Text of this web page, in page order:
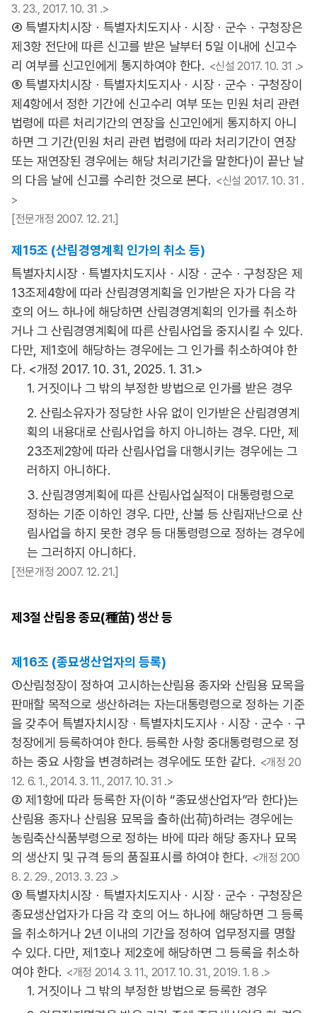
3. 23., 2017. 10. 31 .>
④ 특별자치시장ㆍ특별자치도지사ㆍ시장ㆍ군수ㆍ구청장은
제3항 전단에 따른 신고를 받은 날부터 5일 이내에 신고수
리 여부를 신고인에게 통지하여야 한다. <신설 2017. 10. 31 .>
⑤ 특별자치시장ㆍ특별자치도지사ㆍ시장ㆍ군수ㆍ구청장이
제4항에서 정한 기간에 신고수리 여부 또는 민원 처리 관련
법령에 따른 처리기간의 연장을 신고인에게 통지하지 아니
하면 그 기간(민원 처리 관련 법령에 따라 처리기간이 연장
또는 재연장된 경우에는 해당 처리기간을 말한다)이 끝난 날
의 다음 날에 신고를 수리한 것으로 본다. <신설 2017. 10. 31 .
>
[전문개정 2007. 12. 21.]
제15조 (산림경영계획 인가의 취소 등)
특별자치시장ㆍ특별자치도지사ㆍ시장ㆍ군수ㆍ구청장은 제
13조제4항에 따라 산림경영계획을 인가받은 자가 다음 각
호의 어느 하나에 해당하면 산림경영계획의 인가를 취소하
거나 그 산림경영계획에 따른 산림사업을 중지시킬 수 있다.
다만, 제1호에 해당하는 경우에는 그 인가를 취소하여야 한
다. <개정 2017. 10. 31., 2025. 1. 31.>
1. 거짓이나 그 밖의 부정한 방법으로 인가를 받은 경우
2. 산림소유자가 정당한 사유 없이 인가받은 산림경영계
획의 내용대로 산림사업을 하지 아니하는 경우. 다만, 제
23조제2항에 따라 산림사업을 대행시키는 경우에는 그
러하지 아니하다.
3. 산림경영계획에 따른 산림사업실적이 대통령령으로
정하는 기준 이하인 경우. 다만, 산불 등 산림재난으로 산
림사업을 하지 못한 경우 등 대통령령으로 정하는 경우에
는 그러하지 아니하다.
[전문개정 2007. 12. 21.]
제3절 산림용 종묘(種苗) 생산 등
제16조 (종묘생산업자의 등록)
①산림청장이 정하여 고시하는산림용 종자와 산림용 묘목을
판매할 목적으로 생산하려는 자는대통령령으로 정하는 기준
을 갖추어 특별자치시장ㆍ특별자치도지사ㆍ시장ㆍ군수ㆍ구
청장에게 등록하여야 한다. 등록한 사항 중대통령령으로 정
하는 중요 사항을 변경하려는 경우에도 또한 같다. <개정 20
12. 6. 1., 2014. 3. 11., 2017. 10. 31 .>
② 제1항에 따라 등록한 자(이하 “종묘생산업자”라 한다)는
산림용 종자나 산림용 묘목을 출하(出荷)하려는 경우에는
농림축산식품부령으로 정하는 바에 따라 해당 종자나 묘목
의 생산지 및 규격 등의 품질표시를 하여야 한다. <개정 200
8. 2. 29., 2013. 3. 23 .>
③ 특별자치시장ㆍ특별자치도지사ㆍ시장ㆍ군수ㆍ구청장은
종묘생산업자가 다음 각 호의 어느 하나에 해당하면 그 등록
을 취소하거나 2년 이내의 기간을 정하여 업무정지를 명할
수 있다. 다만, 제1호나 제2호에 해당하면 그 등록을 취소하
여야 한다. <개정 2014. 3. 11., 2017. 10. 31., 2019. 1. 8 .>
1. 거짓이나 그 밖의 부정한 방법으로 등록한 경우